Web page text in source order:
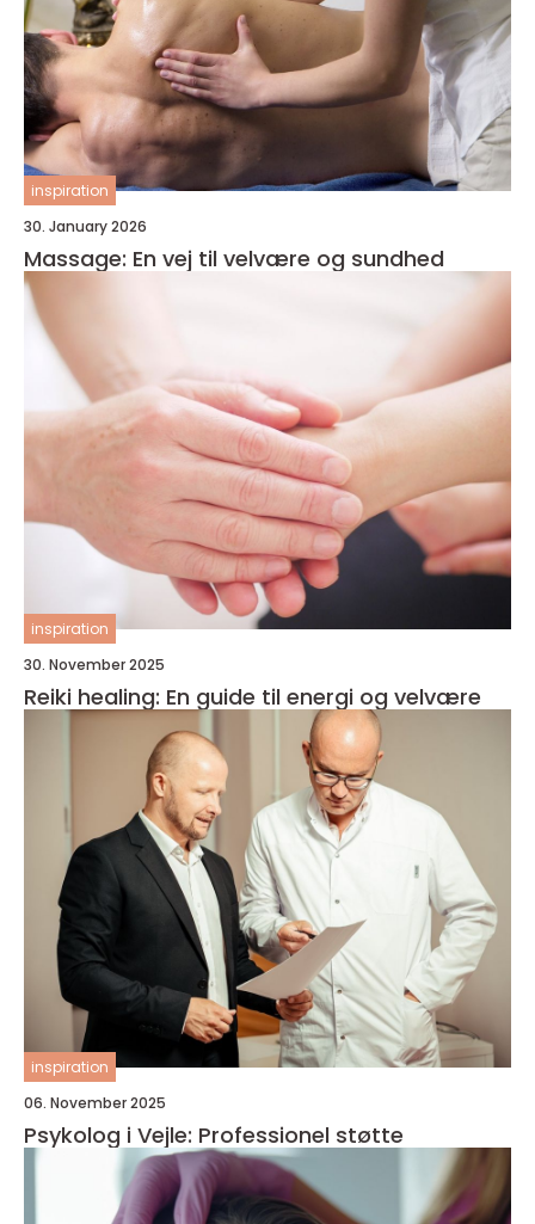
inspiration
30. January 2026
Massage: En vej til velvære og sundhed
inspiration
30. November 2025
Reiki healing: En guide til energi og velvære
inspiration
06. November 2025
Psykolog i Vejle: Professionel støtte